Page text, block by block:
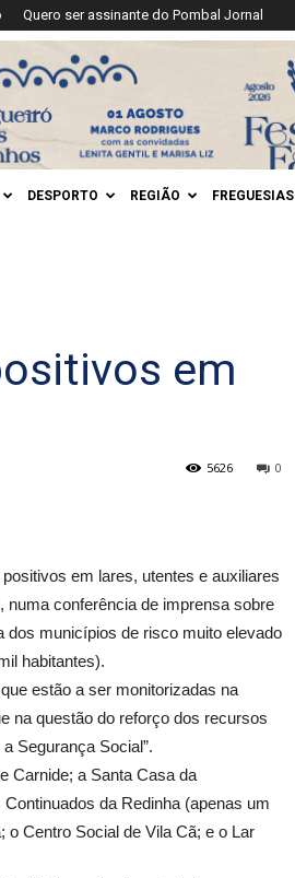
Quero ser assinante do Pombal Jornal
DESPORTO REGIÃO FREGUESIAS
em
0
5626
em lares, utentes e auxiliares
numa conferência de imprensa sobre
dos municípios de risco muito elevado
habitantes).
estão a ser monitorizadas na
na questão do reforço dos recursos
Segurança Social”.
Carnide; a Santa Casa da
da Redinha (apenas um
o Centro Social de Vila Cã; e o Lar